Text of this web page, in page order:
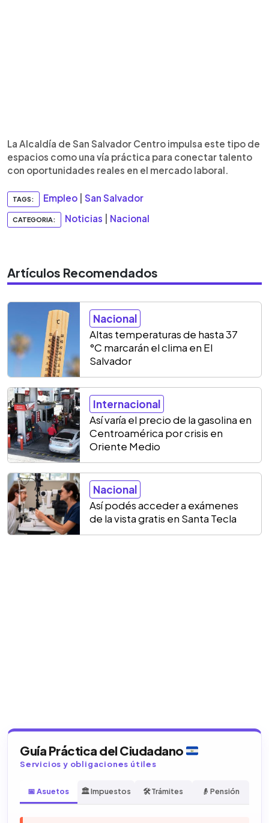
La Alcaldía de San Salvador Centro impulsa este tipo de
espacios como una vía práctica para conectar talento
con oportunidades reales en el mercado laboral.
TAGS: Empleo San Salvador
CATEGORIA: Noticias Nacional
Artículos Recomendados
Nacional
Altas temperaturas de hasta 37
°C marcarán el clima en El
Salvador
Internacional
Así varía el precio de la gasolina en
Centroamérica por crisis en
Oriente Medio
Nacional
Así podés acceder a exámenes
de la vista gratis en Santa Tecla
Guía Práctica del Ciudadano
Servicios y obligaciones útiles
📅 Asuetos 🏛️ Impuestos 🛠️ Trámites 👴 Pensión